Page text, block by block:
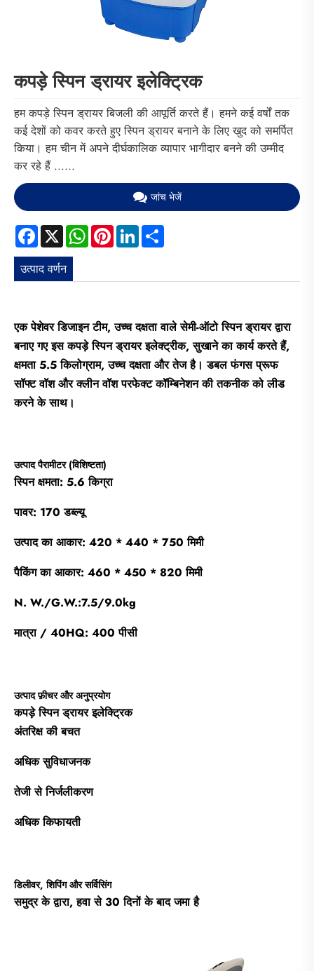
कपड़े स्पिन ड्रायर इलेक्ट्रिक
हम कपड़े स्पिन ड्रायर बिजली की आपूर्ति करते हैं। हमने कई वर्षों तक
कई देशों को कवर करते हुए स्पिन ड्रायर बनाने के लिए खुद को समर्पित
किया। हम चीन में अपने दीर्घकालिक व्यापार भागीदार बनने की उम्मीद
कर रहे हैं ......
जांच भेजें
Facebook
X WhatsApp
PinterestLinkedIn
उत्पाद वर्णन
एक पेशेवर डिजाइन टीम, उच्च दक्षता वाले सेमी-ऑटो स्पिन ड्रायर द्वारा
बनाए गए इस कपड़े स्पिन ड्रायर इलेक्ट्रीक, सुखाने का कार्य करते हैं,
क्षमता 5.5 किलोग्राम, उच्च दक्षता और तेज है। डबल फंगस प्रूफ
सॉफ्ट वॉश और क्लीन वॉश परफेक्ट कॉम्बिनेशन की तकनीक को लीड
करने के साथ।
उत्पाद पैरामीटर (विशिष्टता)
स्पिन क्षमता: 5.6 किग्रा
पावर: 170 डब्ल्यू
उत्पाद का आकार: 420 * 440 * 750 मिमी
पैकिंग का आकार: 460 * 450 * 820 मिमी
N. W./G.W.:7.5/9.0kg
मात्रा / 40HQ: 400 पीसी
उत्पाद फ़ीचर और अनुप्रयोग
कपड़े स्पिन ड्रायर इलेक्ट्रिक
अंतरिक्ष की बचत
अधिक सुविधाजनक
तेजी से निर्जलीकरण
अधिक किफायती
डिलीवर, शिपिंग और सर्विसिंग
समुद्र के द्वारा, हवा से 30 दिनों के बाद जमा है